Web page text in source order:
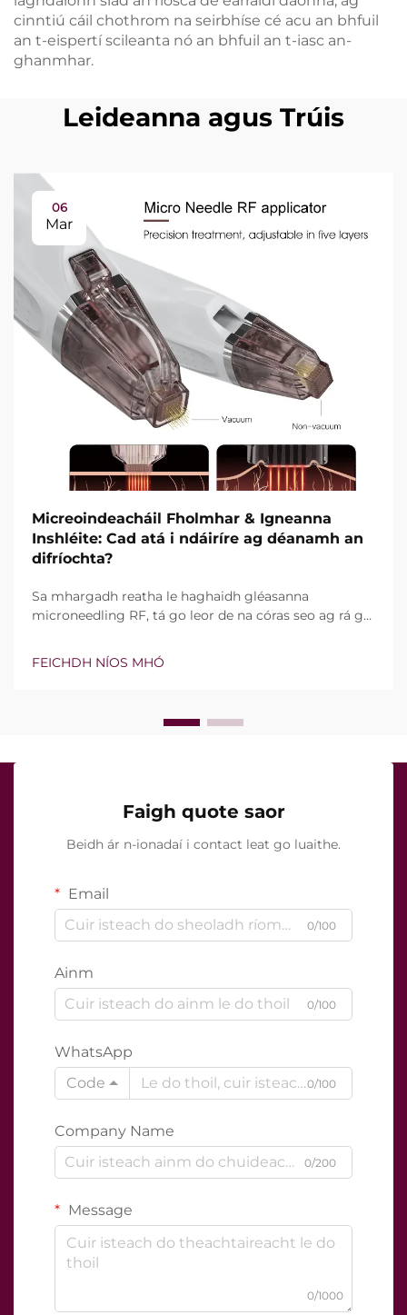
cinntiú cáil chothrom na seirbhíse cé acu an bhfuil
an t-eispertí scileanta nó an bhfuil an t-iasc an-
ghanmhar.
Leideanna agus Trúis
06
Mar
Micreoindeacháil Fholmhar & Igneanna
Inshléite: Cad atá i ndáiríre ag déanamh an
difríochta?
Sa mhargadh reatha le haghaidh gléasanna
microneedling RF, tá go leor de na córas seo ag rá go
Áfach, níl an cheist fíor i ndáiríre an bhfuil na gnéithe
seo ann nó nach bhfuil, ach conas a oibríonn siad go
FEICHDH NÍOS MHÓ
Faigh quote saor
Beidh ár n-ionadaí i contact leat go luaithe.
Email
0/100
Ainm
0/100
WhatsApp
Code
0/100
Company Name
0/200
Message
0/1000